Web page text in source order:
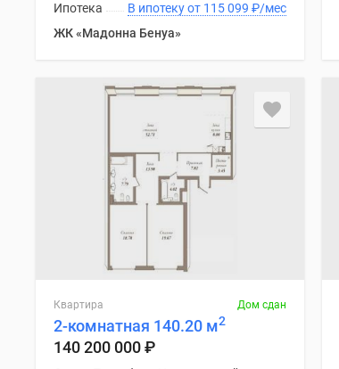
В ипотеку от 115 099 ₽/мес
Ипотека
ЖК «Мадонна Бенуа»
Квартира Дом сдан
2-комнатная 140.20 м2
140 200 000₽